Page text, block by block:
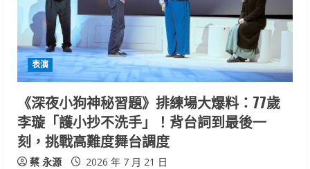
表演
《深夜小狗神秘習題》排練場大爆料：77歲
李璇「護小抄不洗手」！背台詞到最後一
刻，挑戰高難度舞台調度
蔡 永源 2026 年 7 月 21 日